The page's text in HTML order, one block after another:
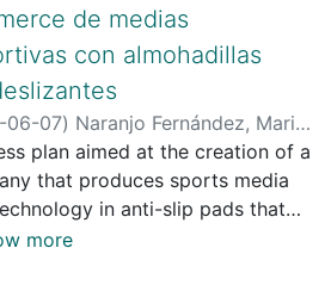
de medias
con almohadillas
06-07) Naranjo Fernández, Maria
Cortes Parra, Miguel Angel;
cv
generarCurriculoCv.do?
plan aimed at the creation of a
that produces sports media
in anti-slip pads that
better grip of the sock and
more